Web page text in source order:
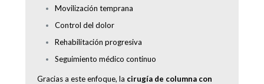
Movilización temprana
Control del dolor
Rehabilitación progresiva
Seguimiento médico continuo
Gracias a este enfoque, la cirugía de columna con